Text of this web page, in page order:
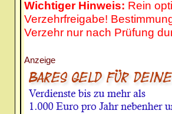
Wichtiger Hinweis: Rein
Verzehrfreigabe!
Verzehr nur nach Prüfung
Anzeige